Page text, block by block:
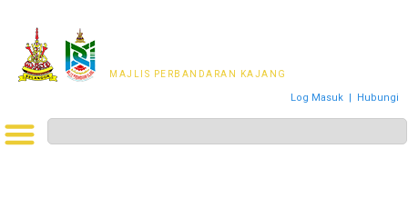
MAJLIS PERBANDARAN KAJANG
Log Masuk | Hubungi